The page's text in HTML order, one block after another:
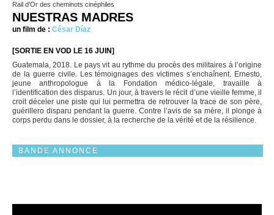
Rail d’Or des cheminots cinéphiles
NUESTRAS MADRES
un film de : César Díaz
[SORTIE EN VOD LE 16 JUIN]
Guatemala, 2018. Le pays vit au rythme du procès des militaires à l’origine
de la guerre civile. Les témoignages des victimes s’enchaînent. Ernesto,
jeune anthropologue à la Fondation médico-légale, travaille à
l’identification des disparus. Un jour, à travers le récit d’une vieille femme, il
croit déceler une piste qui lui permettra de retrouver la trace de son père,
guérillero disparu pendant la guerre. Contre l’avis de sa mère, il plonge à
corps perdu dans le dossier, à la recherche de la vérité et de la résilience.
BANDE ANNONCE